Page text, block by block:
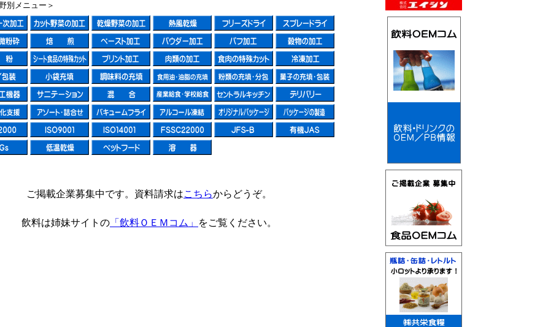
別メニュー＞
ご掲載企業募集中です。資料請求はこちらからどうぞ。
飲料は姉妹サイトの 「飲料ＯＥＭコム」 をご覧ください。